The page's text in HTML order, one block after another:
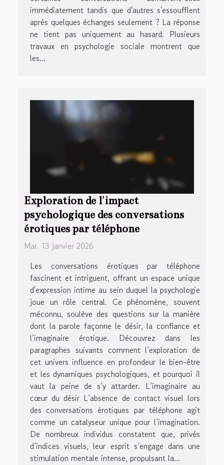
immédiatement tandis que d'autres s'essoufflent
après quelques échanges seulement ? La réponse
ne tient pas uniquement au hasard. Plusieurs
travaux en psychologie sociale montrent que
les...
Exploration de l'impact
psychologique des conversations
érotiques par téléphone
Mar. 13 janvier 2026
Les conversations érotiques par téléphone
fascinent et intriguent, offrant un espace unique
d'expression intime au sein duquel la psychologie
joue un rôle central. Ce phénomène, souvent
méconnu, soulève des questions sur la manière
dont la parole façonne le désir, la confiance et
l’imaginaire érotique. Découvrez dans les
paragraphes suivants comment l’exploration de
cet univers influence en profondeur le bien-être
et les dynamiques psychologiques, et pourquoi il
vaut la peine de s’y attarder. L’imaginaire au
cœur du désir L’absence de contact visuel lors
des conversations érotiques par téléphone agit
comme un catalyseur unique pour l’imagination.
De nombreux individus constatent que, privés
d’indices visuels, leur esprit s’engage dans une
stimulation mentale intense, propulsant la...